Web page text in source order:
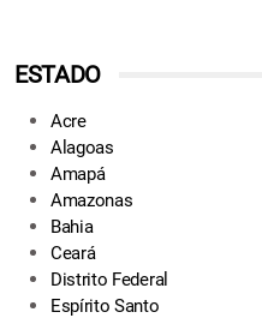
ESTADO
Acre
Alagoas
Amapá
Amazonas
Bahia
Ceará
Distrito Federal
Espírito Santo